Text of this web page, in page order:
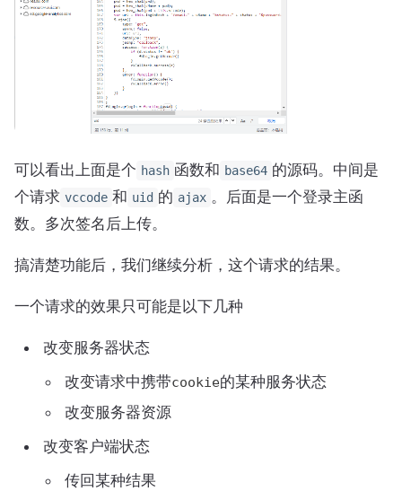
可以看出上面是个 hash 函数和 base64 的源码。中间是
个请求 vccode 和 uid 的 ajax 。后面是一个登录主函
数。多次签名后上传。
搞清楚功能后，我们继续分析，这个请求的结果。
一个请求的效果只可能是以下几种
改变服务器状态
改变请求中携带cookie的某种服务状态
改变服务器资源
改变客户端状态
传回某种结果